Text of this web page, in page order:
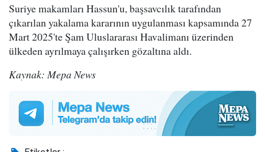
Suriye makamları Hassun'u, başsavcılık tarafından
çıkarılan yakalama kararının uygulanması kapsamında 27
Mart 2025'te Şam Uluslararası Havalimanı üzerinden
ülkeden ayrılmaya çalışırken gözaltına aldı.
Kaynak: Mepa News